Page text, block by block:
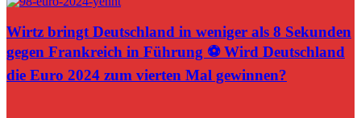
Wirtz bringt Deutschland in weniger als 8 Sekunden
gegen Frankreich in Führung ⚽️ Wird Deutschland
die Euro 2024 zum vierten Mal gewinnen?